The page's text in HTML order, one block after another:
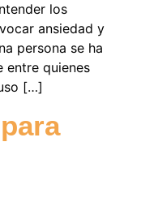
los
ansiedad y
persona se ha
entre quienes
[…]